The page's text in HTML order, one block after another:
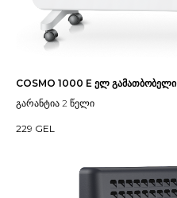
COSMO 1000 E ელ გამათბობელი
გარანტია 2 წელი
229 GEL